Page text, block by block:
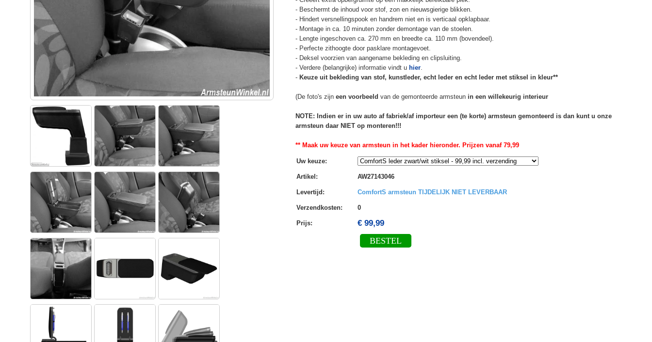
- Beschermt de inhoud voor stof, zon en nieuwsgierige blikken.
- Hindert versnellingspook en handrem niet en is verticaal opklapbaar.
- Montage in ca. 10 minuten zonder demontage van de stoelen.
- Lengte ingeschoven ca. 270 mm en breedte ca. 110 mm (bovendeel).
- Perfecte zithoogte door pasklare montagevoet.
- Deksel voorzien van aangename bekleding en clipsluiting.
- Verdere (belangrijke) informatie vindt u hier.
- Keuze uit bekleding van stof, kunstleder, echt leder en echt leder met stiksel in kleur**
(De foto's zijn een voorbeeld van de gemonteerde armsteun in een willekeurig interieur
NOTE: Indien er in uw auto af fabriek/af importeur een (te korte) armsteun gemonteerd is dan kunt u onze
armsteun daar NIET op monteren!!!
** Maak uw keuze van armsteun in het kader hieronder. Prijzen vanaf 79,99
Uw keuze:
Artikel : AW27143046
Levertijd : ComfortS armsteun TIJDELIJK NIET LEVERBAAR
Verzendkosten: 0
Prijs: € 99,99
BESTEL